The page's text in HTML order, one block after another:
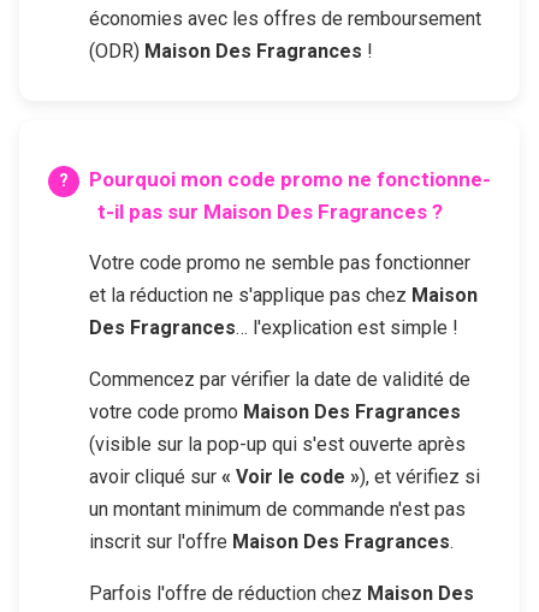
économies avec les offres de remboursement
(ODR) Maison Des Fragrances !
Pourquoi mon code promo ne fonctionne-
t-il pas sur Maison Des Fragrances?
Votre code promo ne semble pas fonctionner
et la réduction ne s'applique pas chez Maison
Des Fragrances… l'explication est simple !
Commencez par vérifier la date de validité de
votre code promo Maison Des Fragrances
(visible sur la pop-up qui s'est ouverte après
avoir cliqué sur « Voir le code »), et vérifiez si
un montant minimum de commande n'est pas
inscrit sur l'offre Maison Des Fragrances.
Parfois l'offre de réduction chez Maison Des